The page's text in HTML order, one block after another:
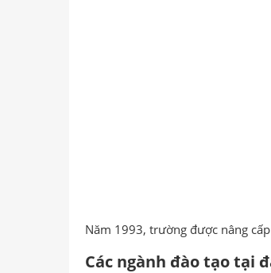
Năm 1993, trường được nâng
Các ngành đào tạo tại